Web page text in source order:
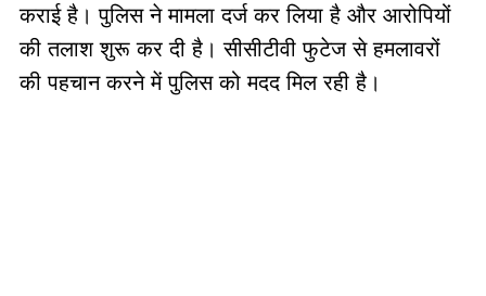
कराई है। पुलिस ने मामला दर्ज कर लिया है और आरोपियों
की तलाश शुरू कर दी है। सीसीटीवी फुटेज से हमलावरों
की पहचान करने में पुलिस को मदद मिल रही है।